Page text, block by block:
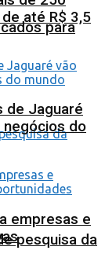
para
pesquisa da
até R$ 3,5
de Jaguaré
do
empresas e